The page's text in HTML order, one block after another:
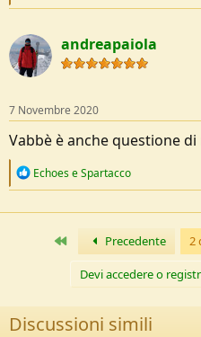
c
t
i
o
s
:
andreapaiola
7 Novembre 2020
Vabbè è anche questione
R
c
EchoeseSpartacco
Primo Precedente 2
Devi accedere o
Discussioni simili